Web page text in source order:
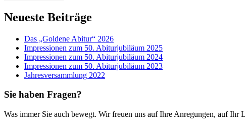
Neueste Beiträge
Das „Goldene Abitur“ 2026
Impressionen zum 50. Abiturjubiläum 2025
Impressionen zum 50. Abiturjubiläum 2024
Impressionen zum 50. Abiturjubiläum 2023
Jahresversammlung 2022
Sie haben Fragen?
Was immer Sie auch bewegt. Wir freuen uns auf Ihre Anregungen, auf